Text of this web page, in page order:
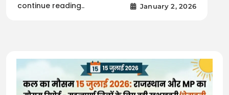
continue reading.. January 2, 2026